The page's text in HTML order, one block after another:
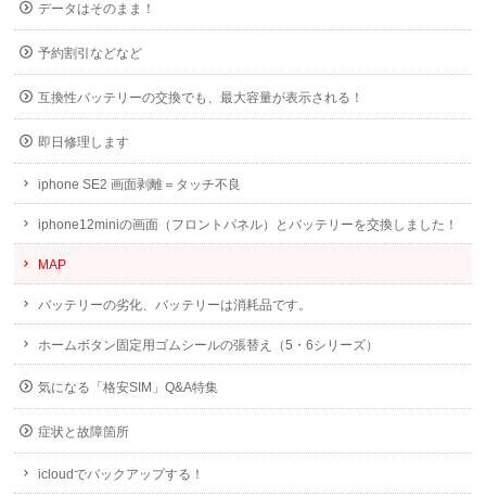
データはそのまま！
予約割引などなど
互換性バッテリーの交換でも、最大容量が表示される！
即日修理します
iphone SE2 画面剥離＝タッチ不良
iphone12miniの画面（フロントパネル）とバッテリーを交換しました！
MAP
バッテリーの劣化、バッテリーは消耗品です。
ホームボタン固定用ゴムシールの張替え（5・6シリーズ）
気になる「格安SIM」Q&A特集
症状と故障箇所
icloudでバックアップする！